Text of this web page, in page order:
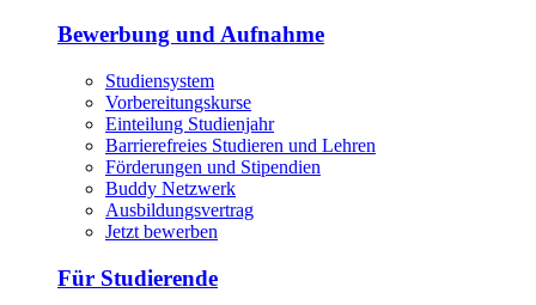
Bewerbung und Aufnahme
Studiensystem
Vorbereitungskurse
Einteilung Studienjahr
Barrierefreies Studieren und Lehren
Förderungen und Stipendien
Buddy Netzwerk
Ausbildungsvertrag
Jetzt bewerben
Für Studierende